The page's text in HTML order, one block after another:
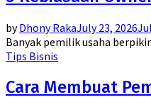
byDhony RakaJuly 23, 2026
Banyak pemilik usaha
Tips Bisnis
Cara Membuat